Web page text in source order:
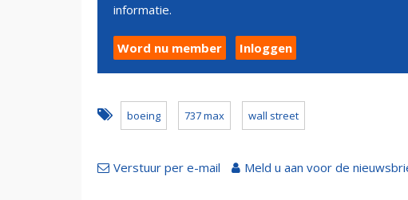
informatie.
Word nu member Inloggen
boeing 737 max wall street
Verstuur per e-mail Meld u aan voor de